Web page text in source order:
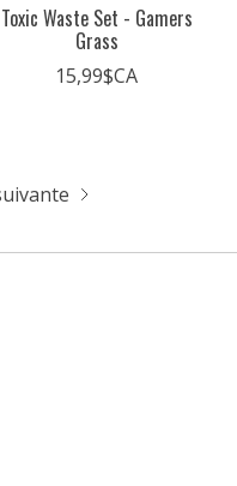
Toxic Waste Set - Gamers
Grass
15,99$CA